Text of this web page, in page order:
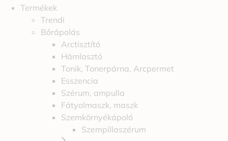
Termékek
Trendi
Bőrápolás
Arctisztító
Hámlasztó
Tonik, Tonerpárna, Arcpermet
Esszencia
Szérum, ampulla
Fátyolmaszk, maszk
Szemkörnyékápoló
Szempillaszérum